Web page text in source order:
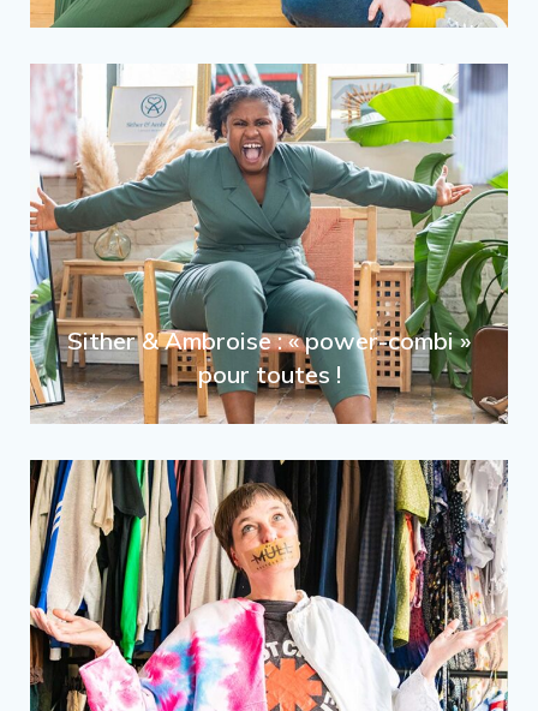
Sither & Ambroise : « power-combi »
pour toutes !